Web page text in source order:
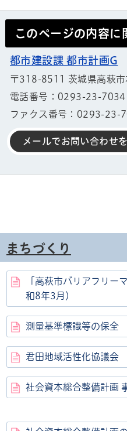
このページの内容に
都市建設課 都市計画G
〒318-8511 茨城県高萩
電話番号：0293-23-7034
ファクス番号：0293-23-
メールでお問い合わせ
まちづくり
「高萩市バリアフリー
和8年3月）
測量基準標識等の保全
君田地域活性化協議会
社会資本総合整備計画